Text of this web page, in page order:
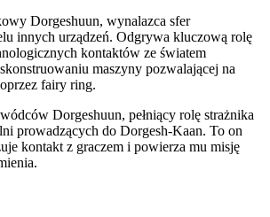
Dorgeshuun, wynalazca sfer
innych urządzeń. Odgrywa kluczową rolę
kontaktów ze światem
maszyny pozwalającej na
fairy ring.
Dorgeshuun, pełniący rolę strażnika
prowadzących do Dorgesh-Kaan. To on
kontakt z graczem i powierza mu misję